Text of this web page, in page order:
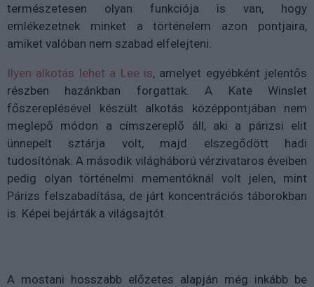
természetesen olyan funkciója is van, hogy
emlékezetnek minket a történelem azon pontjaira,
amiket valóban nem szabad elfelejteni.
Ilyen alkotás lehet a Lee is, amelyet egyébként jelentős
részben hazánkban forgattak. A Kate Winslet
főszereplésével készült alkotás középpontjában nem
meglepő módon a címszereplő áll, aki a párizsi elit
ünnepelt sztárja volt, majd elszegődött hadi
tudosítónak. A második világháború vérzivataros éveiben
pedig olyan történelmi mementóknál volt jelen, mint
Párizs felszabadítása, de járt koncentrációs táborokban
is. Képei bejárták a világsajtót.
A mostani hosszabb előzetes alapján még inkább be